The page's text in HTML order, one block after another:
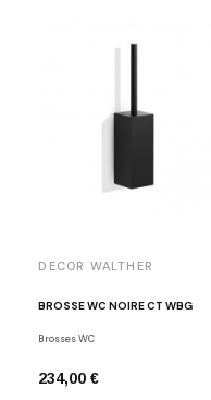
DECOR WALTHER
BROSSE WC NOIRE CT WBG
Brosses WC
234,00 €